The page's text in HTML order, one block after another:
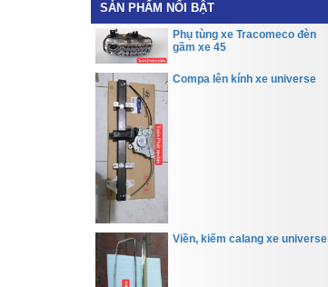
SẢN PHẨM NỔI BẬT
Phụ tùng xe Tracomeco đèn
gầm xe 45
Compa lên kính xe universe
Viền, kiếm calang xe universe